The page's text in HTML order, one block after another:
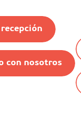
con nosotros